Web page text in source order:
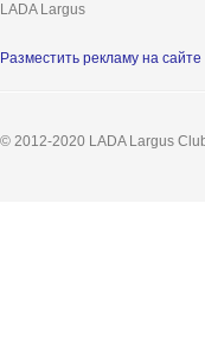
LADA Largus
Разместить рекламу на сайте
© 2012-2020 LADA Largus